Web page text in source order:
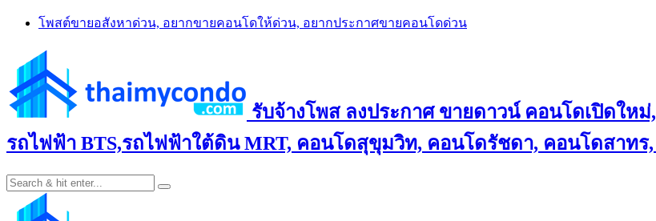
Skip
โพสต์ขายอสังหาด่วน, อยากขายคอนโดให้ด่วน, อยากประกาศขายคอนโดด่วน
รับจ้างโพส ลงประกาศ ขายดาวน์ คอนโดเปิดใ
รถไฟฟ้า BTS,รถไฟฟ้าใต้ดิน MRT, คอนโดสุขุมวิท, คอนโดรัชดา, คอนโดสาทร